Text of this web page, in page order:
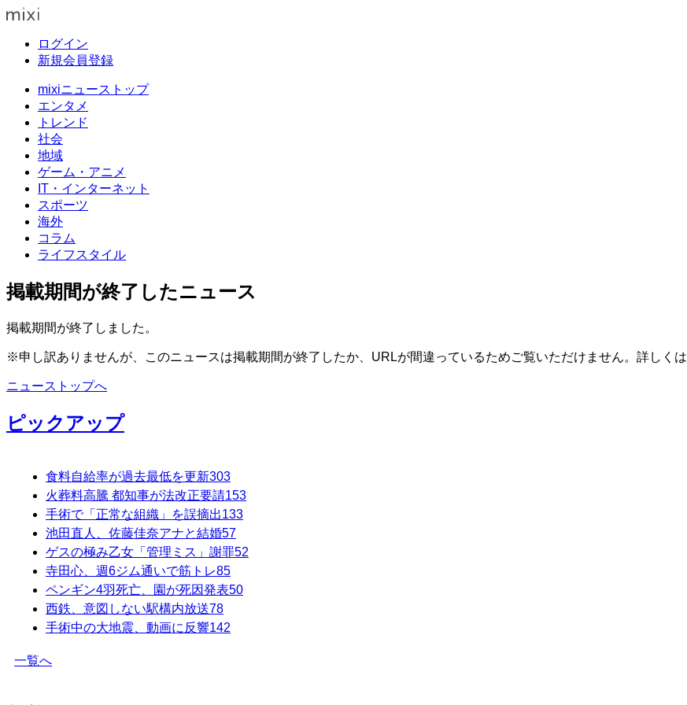
ログイン
新規会員登録
mixiニューストップ
エンタメ
トレンド
社会
地域
ゲーム・アニメ
IT・インターネット
スポーツ
海外
コラム
ライフスタイル
掲載期間が終了したニュース
掲載期間が終了しました。
※申し訳ありませんが、このニュースは掲載期間が終了したか、URLが間違っているためご覧いただけません。詳しくは
ニューストップへ
ピックアップ
食料自給率が過去最低を更新303
火葬料高騰 都知事が法改正要請153
手術で「正常な組織」を誤摘出133
池田直人、佐藤佳奈アナと結婚57
ゲスの極み乙女「管理ミス」謝罪52
寺田心、週6ジム通いで筋トレ85
ペンギン4羽死亡、園が死因発表50
西鉄、意図しない駅構内放送78
手術中の大地震、動画に反響142
一覧へ